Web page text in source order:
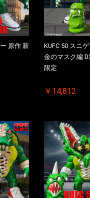
原作 新
KUFC 50 スニ
金のマスク編
限定
￥14,812